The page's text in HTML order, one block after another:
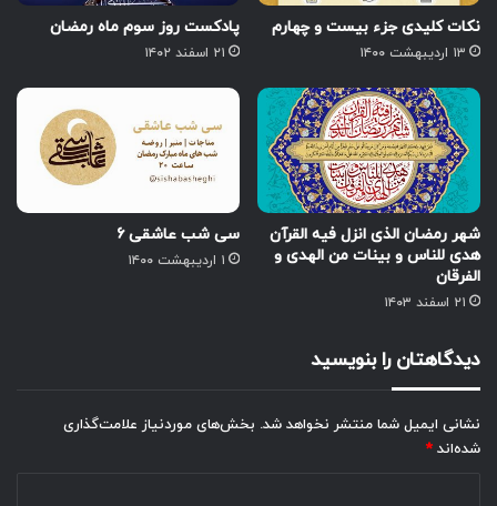
نکات کلیدی جزء بیست و چهارم
۱۳ اردیبهشت ۱۴۰۰
پادکست روز سوم ماه رمضان
۲۱ اسفند ۱۴۰۲
شهر رمضان الذی انزل فیه القرآن
هدی للناس و بینات من الهدی و
الفرقان
۲۱ اسفند ۱۴۰۳
سی شب عاشقی ۶
۱ اردیبهشت ۱۴۰۰
دیدگاهتان را بنویسید
نشانی ایمیل شما منتشر نخواهد شد. بخش‌های موردنیاز علامت‌گذاری
شده‌اند *